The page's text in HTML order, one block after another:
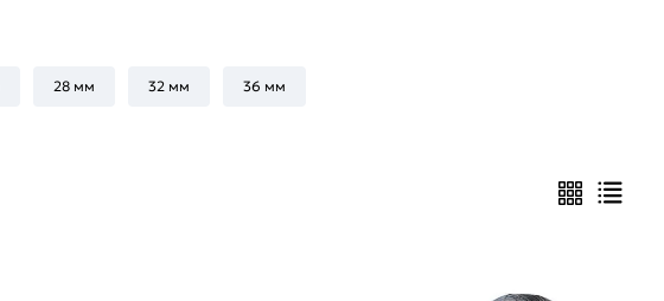
28 мм 32 мм 36 мм